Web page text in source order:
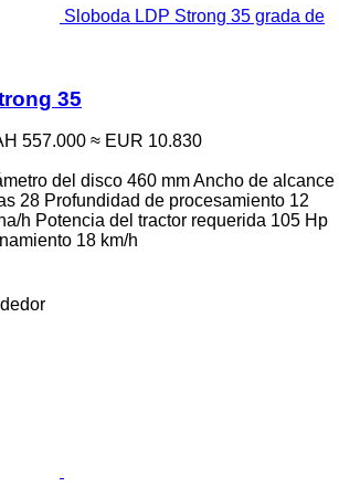
Sloboda LDP Strong 35 grada de
35
557.000 ≈ EUR 10.830
del disco 460 mmAncho de alcance
28 Profundidad de procesamiento 12
h Potencia del tractor requerida 105 Hp
18 km/h